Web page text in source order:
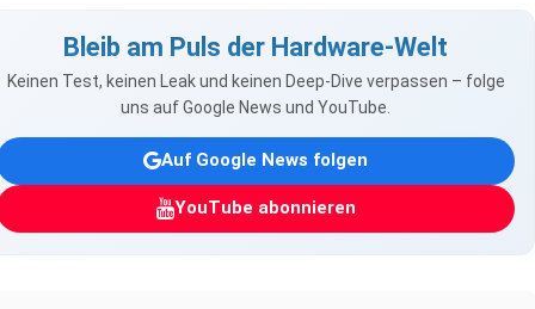
Bleib am Puls der Hardware-Welt
Keinen Test, keinen Leak und keinen Deep-Dive verpassen – folge
uns auf Google News und YouTube.
Auf Google News folgen
YouTube abonnieren